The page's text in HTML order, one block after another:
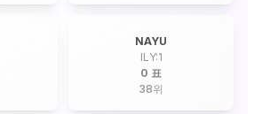
NAYU
ILY:1
0 표
38위